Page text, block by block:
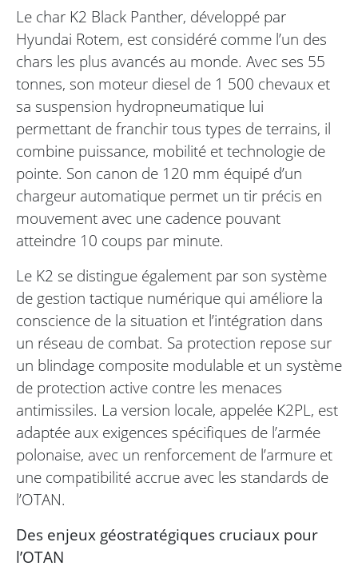
Le char K2 Black Panther, développé par
Hyundai Rotem, est considéré comme l’un des
chars les plus avancés au monde. Avec ses 55
tonnes, son moteur diesel de 1 500 chevaux et
sa suspension hydropneumatique lui
permettant de franchir tous types de terrains, il
combine puissance, mobilité et technologie de
pointe. Son canon de 120 mm équipé d’un
chargeur automatique permet un tir précis en
mouvement avec une cadence pouvant
atteindre 10 coups par minute.
Le K2 se distingue également par son système
de gestion tactique numérique qui améliore la
conscience de la situation et l’intégration dans
un réseau de combat. Sa protection repose sur
un blindage composite modulable et un système
de protection active contre les menaces
antimissiles. La version locale, appelée K2PL, est
adaptée aux exigences spécifiques de l’armée
polonaise, avec un renforcement de l’armure et
une compatibilité accrue avec les standards de
l’OTAN.
Des enjeux géostratégiques cruciaux pour
l’OTAN